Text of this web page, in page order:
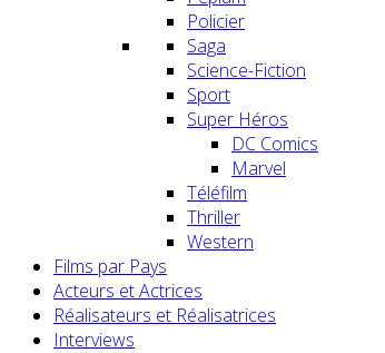
Policier
Saga
Science-Fiction
Sport
Super Héros
DC Comics
Marvel
Téléfilm
Thriller
Western
Films par Pays
Acteurs et Actrices
Réalisateurs et Réalisatrices
Interviews